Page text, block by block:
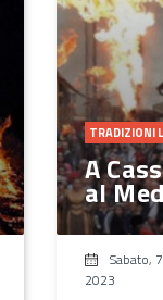
TRADIZIONI
A
al
Sabato,
2023